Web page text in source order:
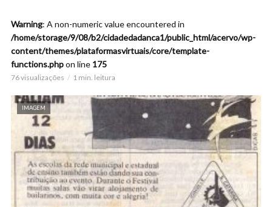
Warning: A non-numeric value encountered in
/home/storage/9/08/b2/cidadedadanca1/public_html/acervo/wp-
content/themes/plataformasvirtuais/core/template-
functions.phpon line 175
76 visualizações 1 min. leitura
IMAGEM